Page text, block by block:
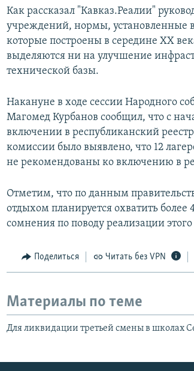
Как рассказал "Кавказ.Реалии"
учреждений, нормы, установленные
которые построены в середине ХХ
выделяются ни на улучшение
технической базы.
Накануне в ходе сессии Народного
Магомед Курбанов сообщил, что с
включении в республиканский
комиссии было выявлено, что 12
не рекомендованы ко включению в
Отметим, что по данным
отдыхом планируется охватить
сомнения по поводу реализации
Поделиться Читать без VPN
Материалы по теме
Для ликвидации третьей смены в школах